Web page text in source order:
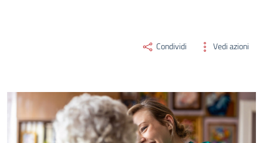
Condividi Vedi azioni